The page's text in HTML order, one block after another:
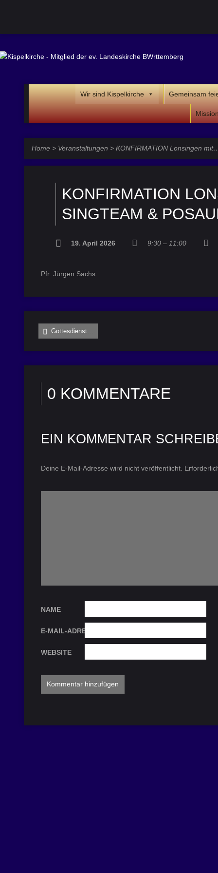
Wir sind Kispelkirche Gemeinsam
Home > Veranstaltungen > KONFIRMATION Lonsingen
KONFIRMATION
SINGTEAM &
19. April 2026 9:30 – 11:00
Pfr. Jürgen Sachs
Gottesdienst…
0 KOMMENTARE
EIN KOMMENTAR
Deine E-Mail-Adresse wird nicht veröffentlicht.
NAME
E-MAIL-ADRESSE
WEBSITE